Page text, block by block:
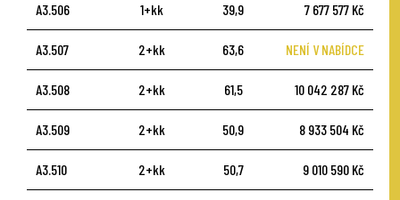
A3.506 1+kk 39,9 7 677 577 Kč
A3.507 2+kk 63,6 NENÍ V NABÍDCE
A3.508 2+kk 61,5 10 042 287 Kč
A3.509 2+kk 50,9 8 933 504 Kč
A3.510 2+kk 50,7 9 010 590 Kč